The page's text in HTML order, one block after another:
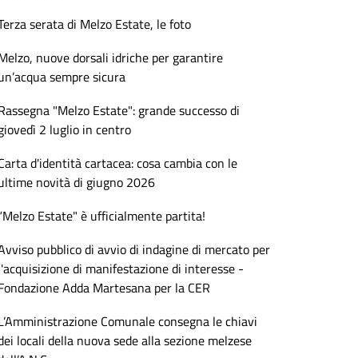
serata di Melzo Estate, le foto
nuove dorsali idriche per garantire
sempre sicura
"Melzo Estate": grande successo di
2 luglio in centro
d'identità cartacea: cosa cambia con le
novità di giugno 2026
Estate" è ufficialmente partita!
pubblico di avvio di indagine di mercato per
di manifestazione di interesse -
Adda Martesana per la CER
Comunale consegna le chiavi
locali della nuova sede alla sezione melzese